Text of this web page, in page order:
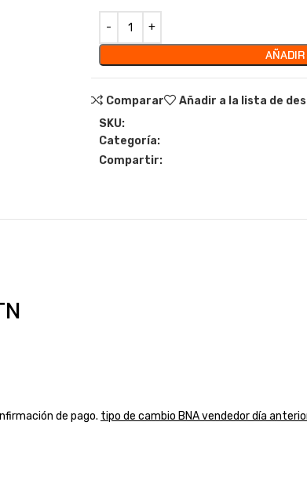
Comparar
Añadir a la lista de
SKU:
Categoría:
Compartir:
de pago. tipo de cambio BNA vendedor día